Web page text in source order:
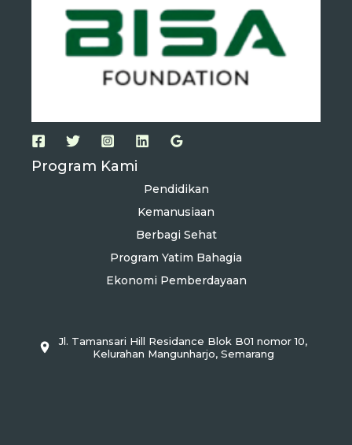
Program Kami
Pendidikan
Kemanusiaan
Berbagi Sehat
Program Yatim Bahagia
Ekonomi Pemberdayaan
Jl. Tamansari Hill Residance Blok B01 nomor 10,
Kelurahan Mangunharjo, Semarang